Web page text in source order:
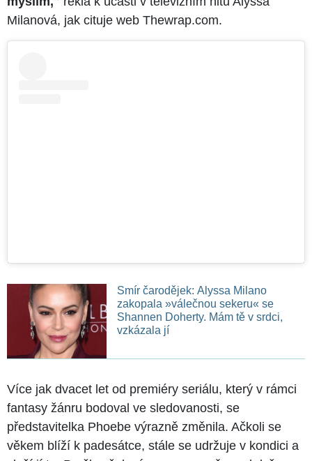
Milanová, jak cituje web Thewrap.com.
Smír čarodějek: Alyssa Milano
zakopala »válečnou sekeru« se
Shannen Doherty. Mám tě v srdci,
vzkázala jí
Více jak dvacet let od premiéry seriálu, který v rámci
fantasy žánru bodoval ve sledovanosti, se
představitelka Phoebe výrazně změnila. Ačkoli se
věkem blíží k padesátce, stále se udržuje v kondici a